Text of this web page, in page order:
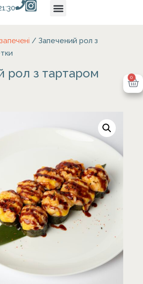
0
/ Запечений рол з
рол з тартаром